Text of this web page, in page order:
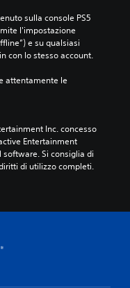
sulla console PS5
l'impostazione
e su qualsiasi
con lo stesso account.
attentamente le
Inc. concesso
Entertainment
software. Si consiglia di
di utilizzo completi.